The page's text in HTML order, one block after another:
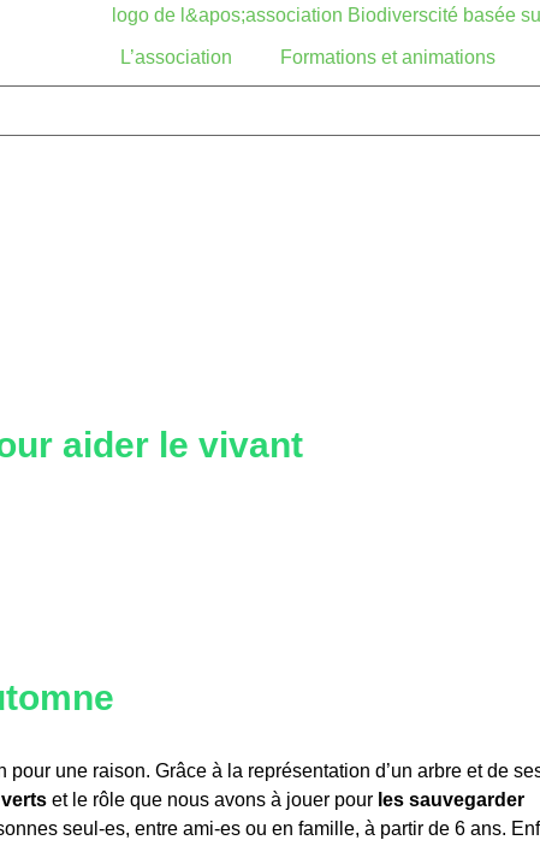
L’association Formations et animations
aider le vivant
pour une raison. Grâce à la représentation d’un arbre et de
et le rôle que nous avons à jouer pour les sauvegarder
seul-es, entre ami-es ou en famille, à partir de 6 ans.